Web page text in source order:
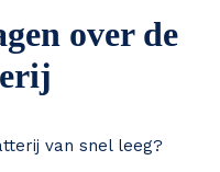
over de
van snel leeg?